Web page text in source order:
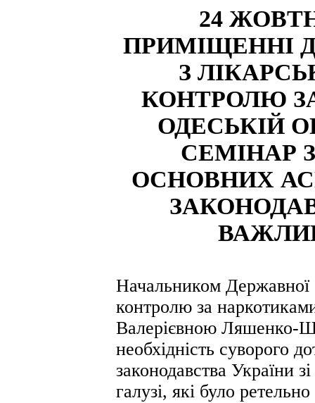
24
ПРИМІЩЕННІ
З
КОНТРОЛЮ
ОДЕСЬКІЙ
СЕМІНАР
ОСНОВНИХ
Начальником Державної
контролю за
Валерієвною Ляшенко-
необхідність суворого
законодавства України
галузі, які було